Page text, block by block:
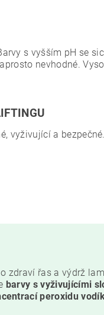
s vyšším pH se
nevhodné.
vyživující a
zdraví řas a výdrž
barvy s vyživujícími
peroxidu